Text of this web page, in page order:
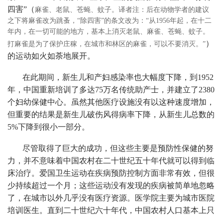
四害”（ 麻雀、老鼠、苍蝇、蚊子。译者注：后在动物学者的建议
之下将麻雀改为跳蚤，“除四害”的条文改为：“从1956年起，在十二
年内，在一切可能的地方，基本上消灭老鼠、麻雀、苍蝇、蚊子。
打麻雀是为了保护庄稼，在城市和林区的麻雀，可以不要消灭。”）
的运动如火如荼地展开。
在此期间，新生儿和产妇感染率也大幅度下降，到1952
年，中国重新培训了多达75万名传统助产士，并建立了2380
个妇幼保健中心。虽然其他医疗设施没有以这种速度增加，
但重要的结果是新生儿破伤风得病率下降，从新生儿总数的
5%下降到很小一部分。
尽管取得了巨大的成功，但这些主要是预防性保健的努
力，并不意味着中国农村在二十世纪五十年代就可以得到临
床治疗。爱国卫生运动在疾病预防控制方面非常有效，但很
少持续超过一个月；这些运动没有发现的疾病被简单地忽略
了，在城市以外几乎没有医疗资源。医学院主要为城市医院
培训医生。直到二十世纪六十年代，中国农村人口基本上只